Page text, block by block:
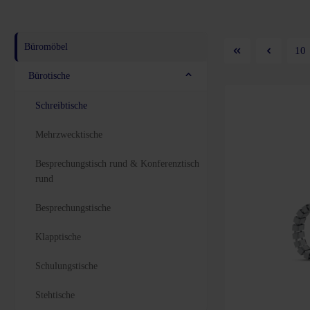
Büromöbel
Bürotische
Schreibtische
Mehrzwecktische
Besprechungstisch rund & Konferenztisch
rund
Besprechungstische
Klapptische
Schulungstische
Stehtische
10